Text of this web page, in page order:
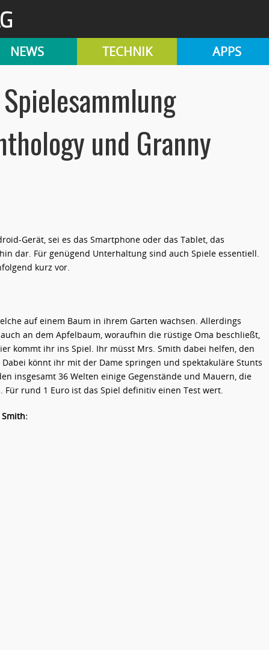
NEWS TECHNIK APPS
und Granny
Gerät, sei es das Smartphone oder das Tablet, das
dar. Für genügend Unterhaltung sind auch Spiele essentiell.
kurz vor.
auf einem Baum in ihrem Garten wachsen. Allerdings
an dem Apfelbaum, woraufhin die rüstige Oma beschließt,
kommt ihr ins Spiel. Ihr müsst Mrs. Smith dabei helfen, den
könnt ihr mit der Dame springen und spektakuläre Stunts
insgesamt 36 Welten einige Gegenstände und Mauern, die
rund 1 Euro ist das Spiel definitiv einen Test wert.